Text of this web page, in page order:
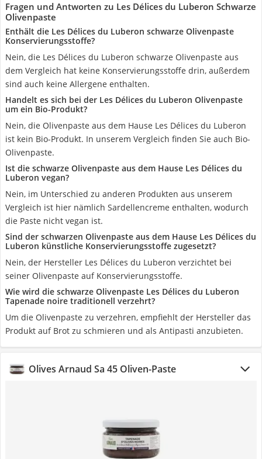
Fragen und Antworten zu Les Délices du Luberon Schwarze
Olivenpaste
Enthält die Les Délices du Luberon schwarze Olivenpaste
Konservierungsstoffe?
Nein, die Les Délices du Luberon schwarze Olivenpaste aus
dem Vergleich hat keine Konservierungsstoffe drin, außerdem
sind auch keine Allergene enthalten.
Handelt es sich bei der Les Délices du Luberon Olivenpaste
um ein Bio-Produkt?
Nein, die Olivenpaste aus dem Hause Les Délices du Luberon
ist kein Bio-Produkt. In unserem Vergleich finden Sie auch Bio-
Olivenpaste.
Ist die schwarze Olivenpaste aus dem Hause Les Délices du
Luberon vegan?
Nein, im Unterschied zu anderen Produkten aus unserem
Vergleich ist hier nämlich Sardellencreme enthalten, wodurch
die Paste nicht vegan ist.
Sind der schwarzen Olivenpaste aus dem Hause Les Délices du
Luberon künstliche Konservierungsstoffe zugesetzt?
Nein, der Hersteller Les Délices du Luberon verzichtet bei
seiner Olivenpaste auf Konservierungsstoffe.
Wie wird die schwarze Olivenpaste Les Délices du Luberon
Tapenade noire traditionell verzehrt?
Um die Olivenpaste zu verzehren, empfiehlt der Hersteller das
Produkt auf Brot zu schmieren und als Antipasti anzubieten.
Olives Arnaud Sa 45 Oliven-Paste